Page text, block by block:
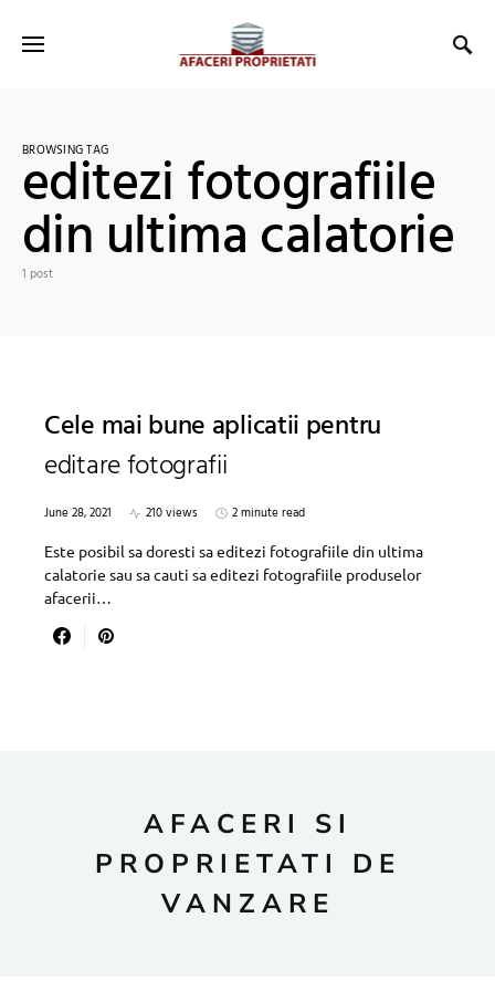
BROWSING TAG
editezi fotografiile
din ultima calatorie
1 post
Cele mai bune aplicatii pentru
editare fotografii
June 28, 2021 210 views
2 minute read
Este posibil sa doresti sa editezi fotografiile din ultima
calatorie sau sa cauti sa editezi fotografiile produselor
afacerii…
AFACERI SI
PROPRIETATI DE
VANZARE